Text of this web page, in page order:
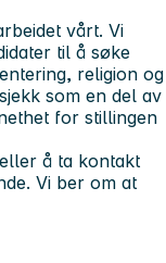
vårt. Vi
til å søke
religion og
som en del av
for stillingen
å ta kontakt
Vi ber om at